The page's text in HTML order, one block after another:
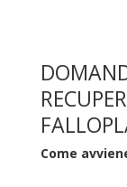
Come